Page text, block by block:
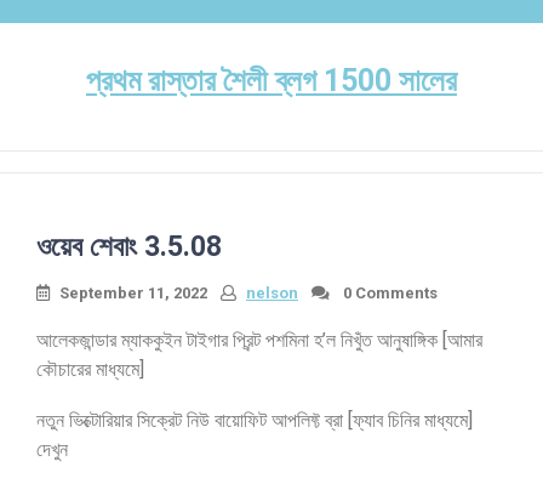
প্রথম রাস্তার শৈলী ব্লগ 1500 সালের
ওয়েব শেবাং 3.5.08
September 11, 2022 nelson 0 Comments
আলেকজান্ডার ম্যাককুইন টাইগার প্রিন্ট পশমিনা হ’ল নিখুঁত আনুষাঙ্গিক [আমার
কৌচারের মাধ্যমে]
নতুন ভিক্টোরিয়ার সিক্রেট নিউ বায়োফিট আপলিফ্ট ব্রা [ফ্যাব চিনির মাধ্যমে]
দেখুন